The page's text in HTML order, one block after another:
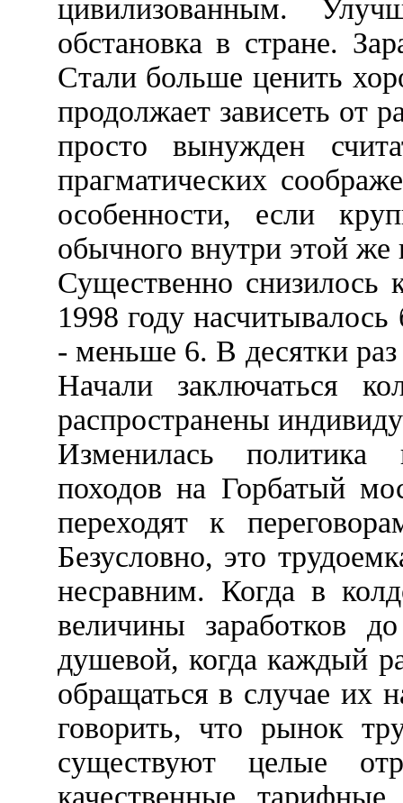
цивилизованным.
обстановка в стране.
Стали больше ценить
продолжает зависеть от
просто вынужден
прагматических
особенности, если
обычного внутри этой же
Существенно снизилось
1998 году
- меньше 6. В десятки
Начали заключаться
распространены
Изменилась
походов на Горбатый
переходят к
Безусловно, это
несравним. Когда в
величины заработков
душевой, когда каждый
обращаться в случае их
говорить, что рынок
существуют целые
качественные